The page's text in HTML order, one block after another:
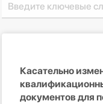
Касательно
документов для